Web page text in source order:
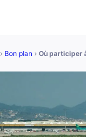
› Bon plan › Où participer